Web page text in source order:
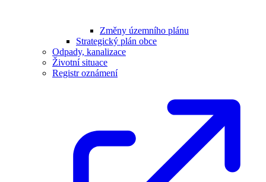
Změny územního plánu
Strategický plán obce
Odpady, kanalizace
Životní situace
Registr oznámení